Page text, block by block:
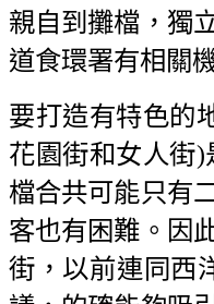
親自到攤檔，獨
道食環署有相關
要打造有特色的
花園街和女人街
檔合共可能只有
客也有困難。因
街，以前連同西